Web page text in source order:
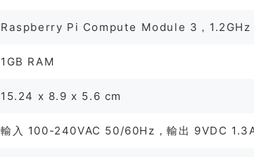
Raspberry Pi Compute Module 3，1.2GHz
1GB RAM
15.24 x 8.9 x 5.6 cm
輸入 100-240VAC 50/60Hz，輸出 9VDC